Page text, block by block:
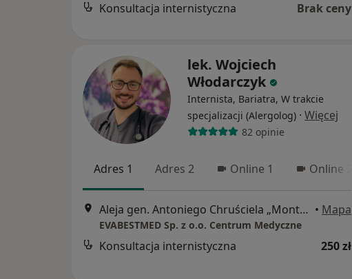
Konsultacja internistyczna Brak ceny
lek. Wojciech
Włodarczyk
Internista, Bariatra, W trakcie
specjalizacji (Alergolog) · Więcej
82 opinie
Adres 1 Adres 2 Online 1 Online 2
Aleja gen. Antoniego Chruściela „Montera” 40, Warszawa • Mapa
EVABESTMED Sp. z o.o. Centrum Medyczne
Konsultacja internistyczna 250 zł